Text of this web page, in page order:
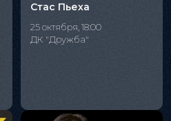
Стас Пьеха
25 октября, 18:00
ДК "Дружба"